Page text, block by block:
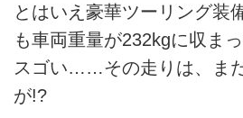
とはいえ豪華ツーリング装
も車両重量が232kgに収ま
スゴい……その走りは、ま
が!?